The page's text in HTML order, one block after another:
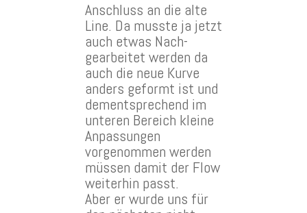
Anschluss an die alte
Line. Da musste ja jetzt
auch etwas Nach-
gearbeitet werden da
auch die neue Kurve
anders geformt ist und
dementsprechend im
unteren Bereich kleine
Anpassungen
vorgenommen werden
müssen damit der Flow
weiterhin passt.
Aber er wurde uns für